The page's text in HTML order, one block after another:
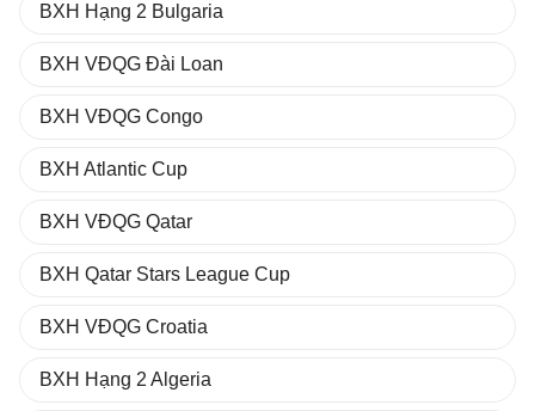
BXH Hạng 2 Bulgaria
BXH VĐQG Đài Loan
BXH VĐQG Congo
BXH Atlantic Cup
BXH VĐQG Qatar
BXH Qatar Stars League Cup
BXH VĐQG Croatia
BXH Hạng 2 Algeria